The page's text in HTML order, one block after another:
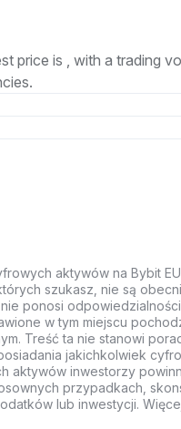
price is , with a trading
aktywów na Bybit
szukasz, nie są
ponosi
w tym miejscu
Treść ta nie stanowi
jakichkolwiek
aktywów inwestorzy
przypadkach,
lub inwestycji.